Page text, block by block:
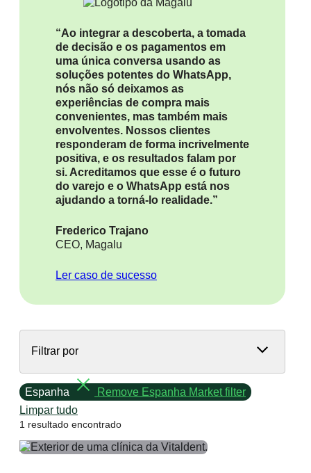
“Ao integrar a descoberta, a tomada
de decisão e os pagamentos em
uma única conversa usando as
soluções potentes do WhatsApp,
nós não só deixamos as
experiências de compra mais
convenientes, mas também mais
envolventes. Nossos clientes
responderam de forma incrivelmente
positiva, e os resultados falam por
si. Acreditamos que esse é o futuro
do varejo e o WhatsApp está nos
ajudando a torná-lo realidade.”
Frederico Trajano
CEO, Magalu
Ler caso de sucesso
Filtrar por
Espanha
Remove Espanha Market filter
Limpar tudo
1 resultado encontrado